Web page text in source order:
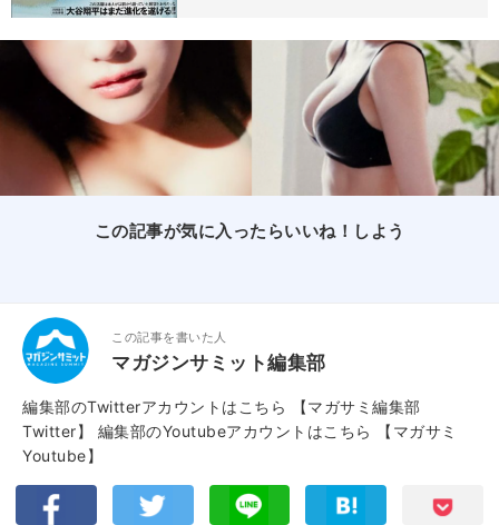
この記事が気に入ったらいいね！しよう
この記事を書いた人
マガジンサミット編集部
編集部のTwitterアカウントはこちら
【マガサミ編集部
Twitter】
編集部のYoutubeアカウントはこちら
【マガサミ
Youtube】